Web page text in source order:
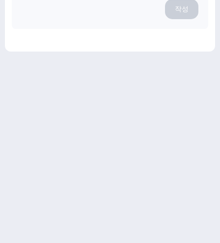
작성